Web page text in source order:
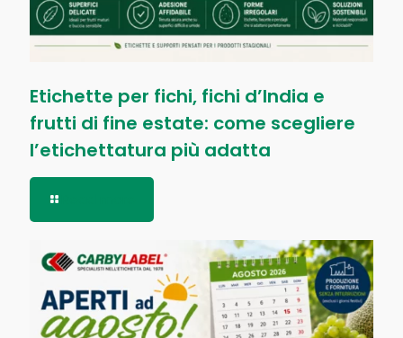
Etichette per fichi, fichi d’India e
frutti di fine estate: come scegliere
l’etichettatura più adatta